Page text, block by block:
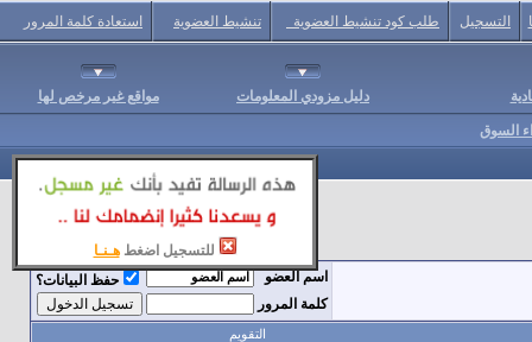
للتسجيل اضغط هـنـا
التسجيل طلب كود تنشيط العضوية تنشيط العضوية استعادة كلمة المرور
دليل مزودي المعلومات مواقع غير مرخص لها
السوق
اسم العضو
حفظ البيانات؟
كلمة المرور
التقويم